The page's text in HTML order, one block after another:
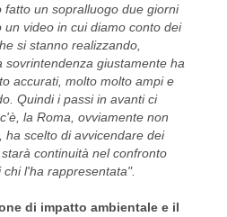
fatto un sopralluogo due giorni
video in cui diamo conto dei
si stanno realizzando,
sovrintendenza giustamente ha
accurati, molto molto ampi e
Quindi i passi in avanti ci
la Roma, ovviamente non
ha scelto di avvicendare dei
continuità nel confronto
l'ha rappresentata".
di impatto ambientale e il